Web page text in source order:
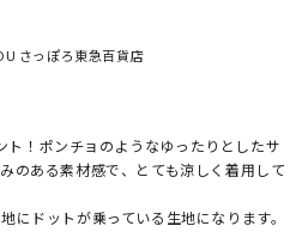
さっぽろ東急百貨店
！ポンチョのようなゆったりとしたサ
のある素材感で、とても涼しく着用して
にドットが乗っている生地になります。